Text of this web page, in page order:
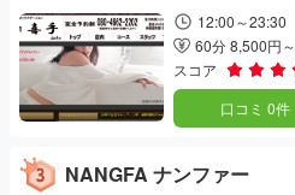
12:00～23:30
60分 8,500円～
スコア
口コミ 0件
NANGFA ナンファー